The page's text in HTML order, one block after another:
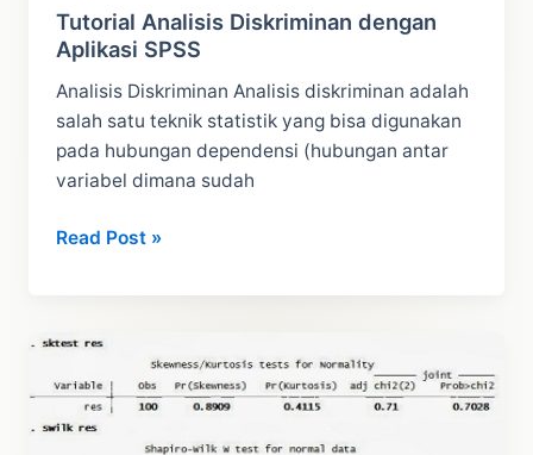
Tutorial Analisis Diskriminan dengan
Aplikasi SPSS
Analisis Diskriminan Analisis diskriminan adalah
salah satu teknik statistik yang bisa digunakan
pada hubungan dependensi (hubungan antar
variabel dimana sudah
Tutorial
SPSS
Read Post »